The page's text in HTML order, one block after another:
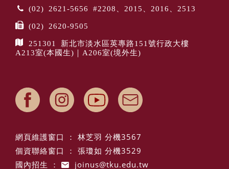
(02) 2621-5656 #2208、2015、2016、2513
(02) 2620-9505
251301 新北市淡水區英專路151號行政大樓
A213室(本國生)｜A206室(境外生)
網頁維護窗口 ： 林芝羽 分機3567
個資聯絡窗口 ： 張瓊如 分機3529
國內招生 ：
joinus@tku.edu.tw